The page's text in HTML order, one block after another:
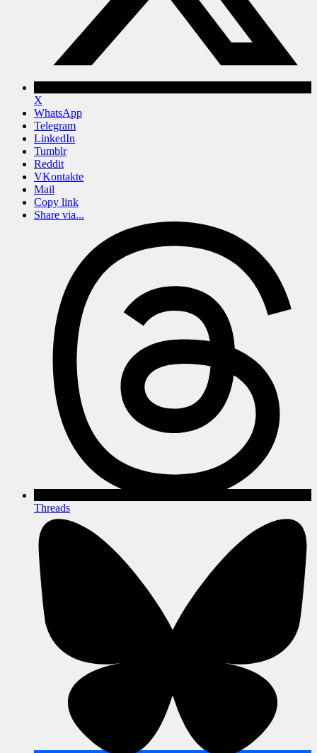
X
WhatsApp
Telegram
LinkedIn
Tumblr
Reddit
VKontakte
Mail
Copy link
Share via...
Threads